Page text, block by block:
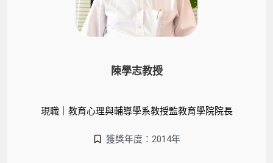
陳學志教授
現職｜教育心理與輔導學系教授監教育學院院長
獲獎年度：2014年